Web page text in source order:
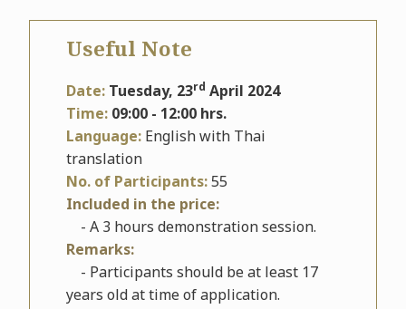
Useful Note
Date: Tuesday, 23rd April 2024
Time: 09:00- 12:00 hrs.
Language: English with Thai
translation
No. of Participants:55
Included in the price:
- A 3 hours demonstration session.
Remarks:
- Participants should be at least 17
years old at time of application.